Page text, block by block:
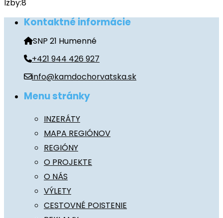
Izby:8
Kontaktné informácie
SNP 21 Humenné
+421 944 426 927
info@kamdochorvatska.sk
Menu stránky
INZERÁTY
MAPA REGIÓNOV
REGIÓNY
O PROJEKTE
O NÁS
VÝLETY
CESTOVNÉ POISTENIE